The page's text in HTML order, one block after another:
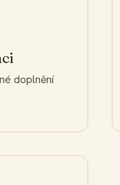
doplnění